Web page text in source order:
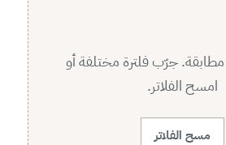
مطابقة. جرّب فلترة مختلفة أو
امسح الفلاتر.
مسح الفلاتر